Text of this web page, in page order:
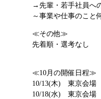
→先輩・若手社員へ
～事業や仕事のこと
≪その他≫
先着順・選考なし
≪10月の開催日程≫
10/13(木) 東京会場
10/18(水) 東京会場